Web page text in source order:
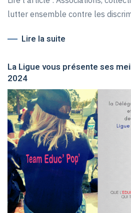
lutter ensemble contre les
Lire la suite
La Ligue vous présente ses
2024